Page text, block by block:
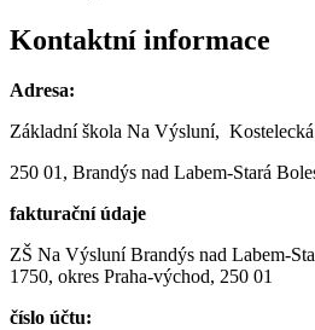
Kontaktní informace
Adresa:
Základní škola Na Výsluní,
250 01, Brandýs nad Labem-Stará
fakturační údaje
ZŠ Na Výsluní Brandýs nad Labem-
1750, okres Praha-východ, 250 01
číslo účtu: